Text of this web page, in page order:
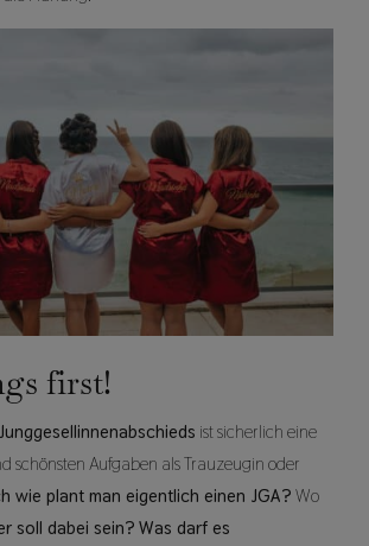
first!
ist sicherlich eine
schönsten Aufgaben als Trauzeugin oder
wie plant man eigentlich einen JGA? Wo
soll dabei sein? Was darf es